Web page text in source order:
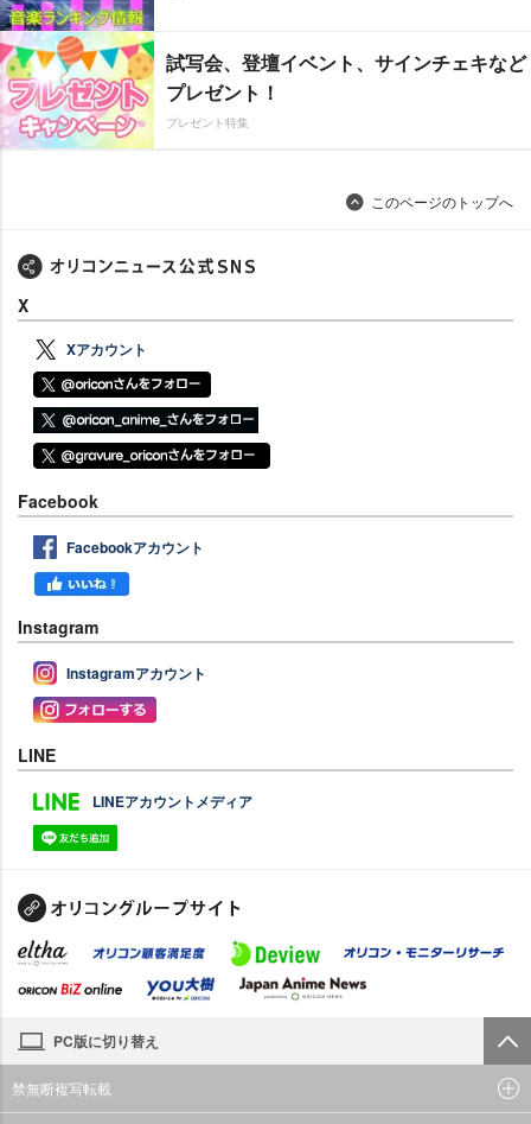
試写会、登壇イベント、サインチェキなど
プレゼント！
プレゼント特集
このページのトップへ
X
Xアカウント
Facebook
Facebookアカウント
Instagram
Instagramアカウント
LINE
LINEアカウントメディア
PC版に切り替え
禁無断複写転載